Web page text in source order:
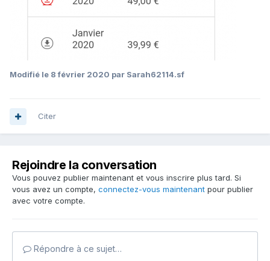
Modifié le 8 février 2020 par Sarah62114.sf
Citer
Rejoindre la conversation
Vous pouvez publier maintenant et vous inscrire plus tard. Si
vous avez un compte, connectez-vous maintenant pour publier
avec votre compte.
Répondre à ce sujet…